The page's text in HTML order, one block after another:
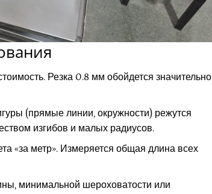
Резка 0.8 мм обойдется значительно
(прямые линии, окружности) режутся
изгибов и малых радиусов.
«за метр». Измеряется общая длина всех
минимальной шероховатости или